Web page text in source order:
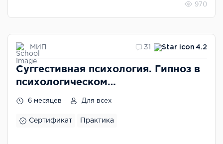
970
МИП 31 4.2
Суггестивная психология. Гипноз в
психологическом
6 месяцев Для всех
Сертификат Практика